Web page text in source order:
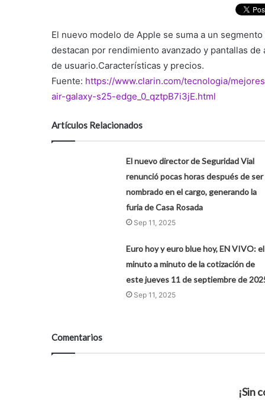
El nuevo modelo de Apple se suma a un
destacan por rendimiento avanzado y pantallas
de usuario.Características y precios.
Fuente: https://www.clarin.com/tecnologia/
air-galaxy-s25-edge_0_qztpB7i3jE.html
Artículos Relacionados
El nuevo director de Seguridad Vial
renunció pocas horas después de ser
nombrado en el cargo, generando la
furia de Casa Rosada
Sep 11, 2025
Euro hoy y euro blue hoy, EN VIVO: el
minuto a minuto de la cotización de
este jueves 11 de septiembre de
Sep 11, 2025
Comentarios
¡Sin